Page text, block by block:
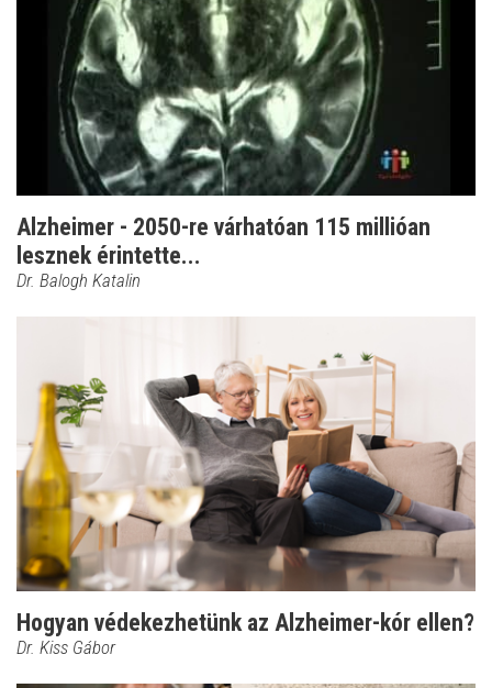
Alzheimer - 2050-re várhatóan 115 millióan
lesznek érintette...
Dr. Balogh Katalin
Hogyan védekezhetünk az Alzheimer-kór ellen?
Dr. Kiss Gábor